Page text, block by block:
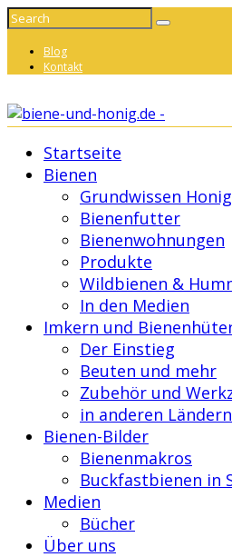
Blog
Kontakt
Startseite
Bienen
Grundwissen
Bienenfutter
Bienenwohnungen
Produkte
Wildbienen &
In den Medien
Imkern und
Der Einstieg
Beuten und mehr
Zubehör und
in anderen Ländern
Bienen-Bilder
Bienenmakros
Buckfastbienen in
Medien
Bücher
Über uns